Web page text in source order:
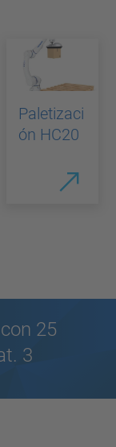
Paletizaci
ón HC20
25
3